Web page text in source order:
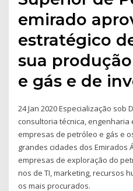
emirado
estratégico
sua
e gás e de
24 Jan 2020 Especialização sob
consultoria técnica,
empresas de petróleo e gás e
grandes cidades dos Emirados
empresas de exploração do
nos de TI, marketing, recursos
os mais procurados.